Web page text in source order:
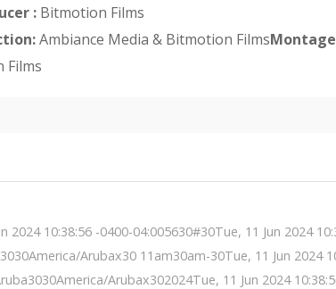
: Bitmotion Films
Ambiance Media & Bitmotion Films
Films
2024 10:38:56 -0400-04:005630#30Tue, 11 Jun 2024
Arubax30 11am30am-30Tue, 11 Jun 2024
Arubax302024Tue, 11 Jun 2024